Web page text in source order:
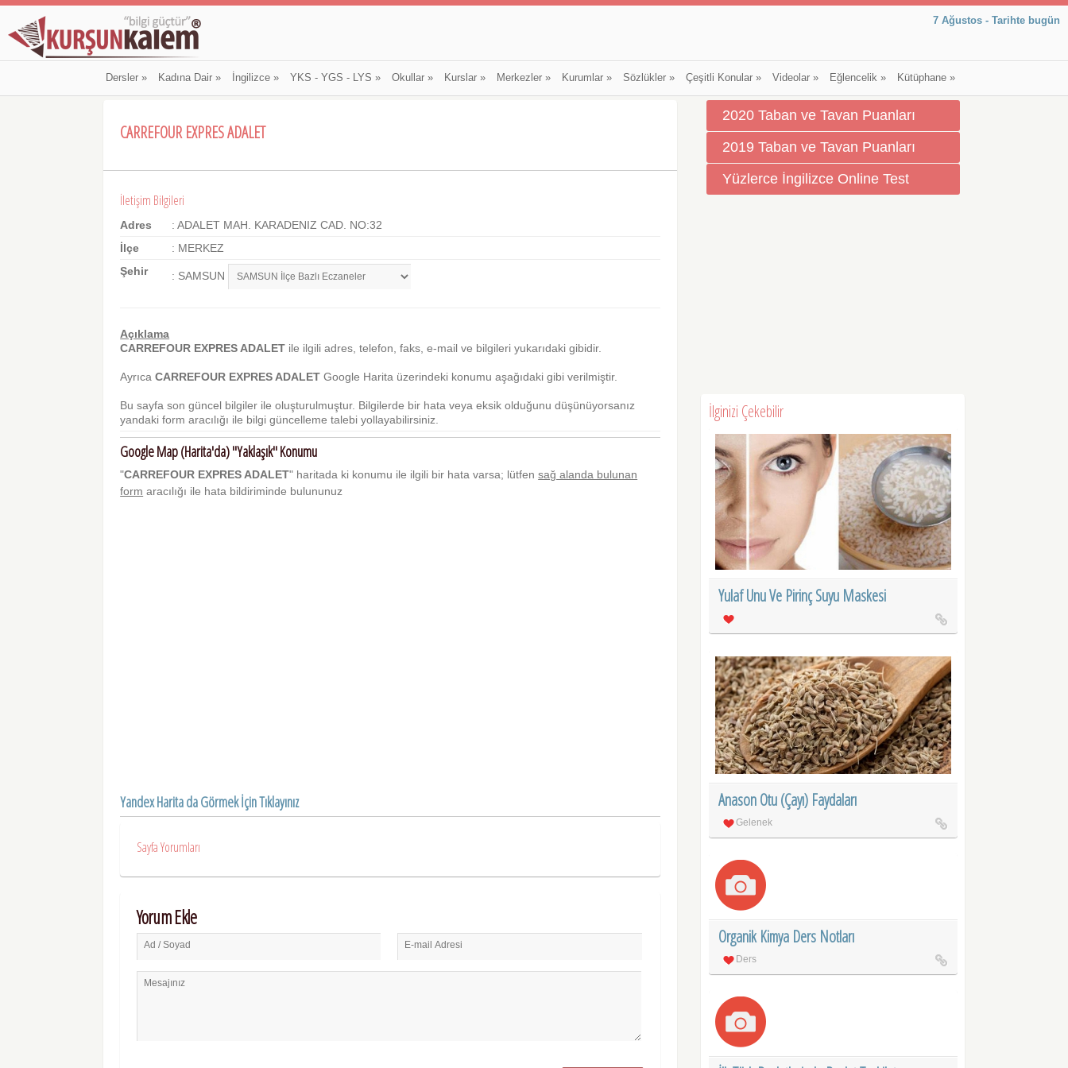
7 Ağustos - Tarihte bugün
Dersler» Kadına Dair» İngilizce» YKS - YGS - LYS » Okullar» Kurslar» Merkezler» Kurumlar» Sözlükler» Çeşitli Konular» Videolar» Eğlencelik» Kütüphane»
CARREFOUR EXPRES ADALET
İletişim Bilgileri
Adres
: ADALET MAH. KARADENIZ CAD. NO:32
İlçe
: MERKEZ
Şehir
: SAMSUN
Açıklama
CARREFOUR EXPRES ADALET ile ilgili adres, telefon, faks, e-mail ve bilgileri yukarıdaki gibidir.
AyrıcaCARREFOUR EXPRES ADALET Google Harita üzerindeki konumu aşağıdaki gibi verilmiştir.
Bu sayfa son güncel bilgiler ile oluşturulmuştur. Bilgilerde bir hata veya eksik olduğunu düşünüyorsanız
yandaki form aracılığı ile bilgi güncelleme talebi yollayabilirsiniz.
Google Map (Harita'da) "Yaklaşık" Konumu
"CARREFOUR EXPRES ADALET" haritada ki konumu ile ilgili bir hata varsa; lütfensağ alanda bulunan
form aracılığı ile hata bildiriminde bulununuz
Yandex Harita da Görmek İçin Tıklayınız
Sayfa Yorumları
Yorum Ekle
Ad / Soyad E-mail Adresi
Mesajınız
2020 Taban ve Tavan Puanları
2019 Taban ve Tavan Puanları
Yüzlerce İngilizce Online Test
İlginizi Çekebilir
Yulaf Unu Ve Pirinç Suyu Maskesi
Anason Otu (Çayı) Faydaları
Gelenek
Organik Kimya Ders Notları
Ders